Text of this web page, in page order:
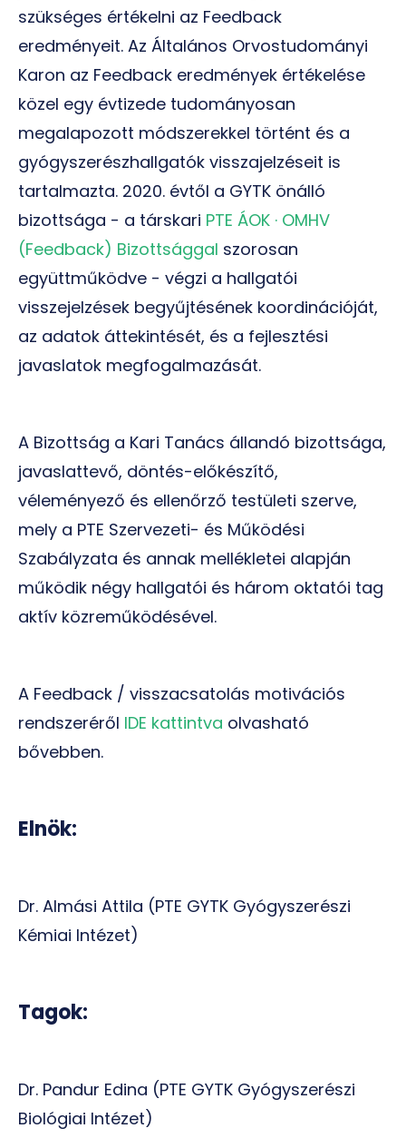
szükséges értékelni az Feedback
eredményeit. Az Általános Orvostudományi
Karon az Feedback eredmények értékelése
közel egy évtizede tudományosan
megalapozott módszerekkel történt és a
gyógyszerészhallgatók visszajelzéseit is
tartalmazta. 2020. évtől a GYTK önálló
bizottsága - a társkari PTE ÁOK · OMHV
(Feedback) Bizottsággal szorosan
együttműködve - végzi a hallgatói
visszejelzések begyűjtésének koordinációját,
az adatok áttekintését, és a fejlesztési
javaslatok megfogalmazását.
A Bizottság a Kari Tanács állandó bizottsága,
javaslattevő, döntés-előkészítő,
véleményező és ellenőrző testületi szerve,
mely a PTE Szervezeti- és Működési
Szabályzata és annak mellékletei alapján
működik négy hallgatói és három oktatói tag
aktív közreműködésével.
A Feedback / visszacsatolás motivációs
rendszeréről IDE kattintva olvasható
bővebben.
Elnök:
Dr. Almási Attila (PTE GYTK Gyógyszerészi
Kémiai Intézet)
Tagok:
Dr. Pandur Edina (PTE GYTK Gyógyszerészi
Biológiai Intézet)